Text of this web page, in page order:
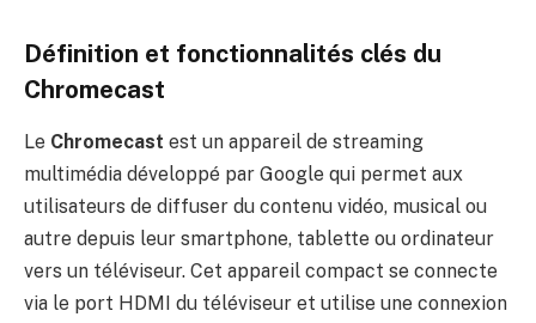
Définition et fonctionnalités clés du
Chromecast
Le Chromecast est un appareil de streaming
multimédia développé par Google qui permet aux
utilisateurs de diffuser du contenu vidéo, musical ou
autre depuis leur smartphone, tablette ou ordinateur
vers un téléviseur. Cet appareil compact se connecte
via le port HDMI du téléviseur et utilise une connexion